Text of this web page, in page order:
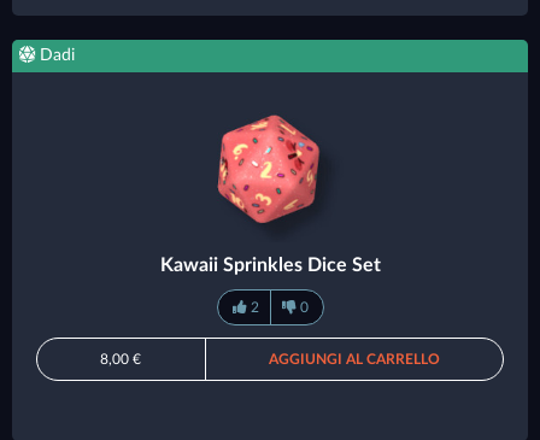
Dadi
Kawaii Sprinkles Dice Set
2 0
8,00 € AGGIUNGI AL CARRELLO